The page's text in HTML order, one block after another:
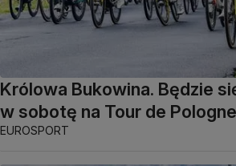
Królowa Bukowina. Będzie
w sobotę na Tour de Pologne
EUROSPORT